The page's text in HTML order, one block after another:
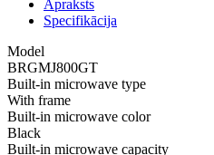
Apraksts
Specifikācija
Model
BRGMJ800GT
Built-in microwave type
With frame
Built-in microwave color
Black
Built-in microwave capacity